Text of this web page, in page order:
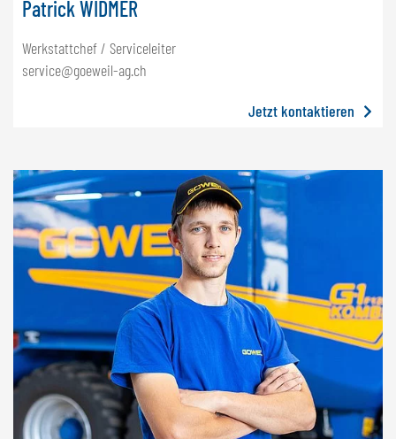
Patrick WIDMER
Werkstattchef / Serviceleiter
service@goeweil-ag.ch
Jetzt kontaktieren